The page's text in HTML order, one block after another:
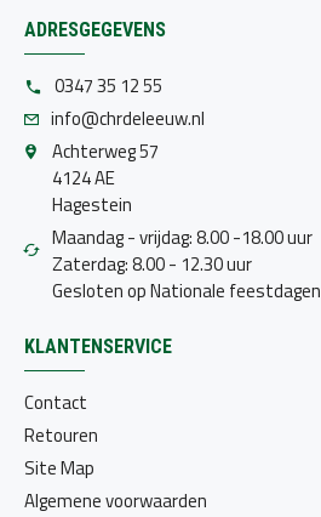
ADRESGEGEVENS
0347 35 12 55
info@chrdeleeuw.nl
Achterweg 57
4124 AE
Hagestein
Maandag - vrijdag: 8.00 -18.00 uur
Zaterdag: 8.00 - 12.30 uur
Gesloten op Nationale feestdagen
KLANTENSERVICE
Contact
Retouren
Site Map
Algemene voorwaarden